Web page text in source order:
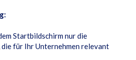
Startbildschirm nur die
die für Ihr Unternehmen relevant